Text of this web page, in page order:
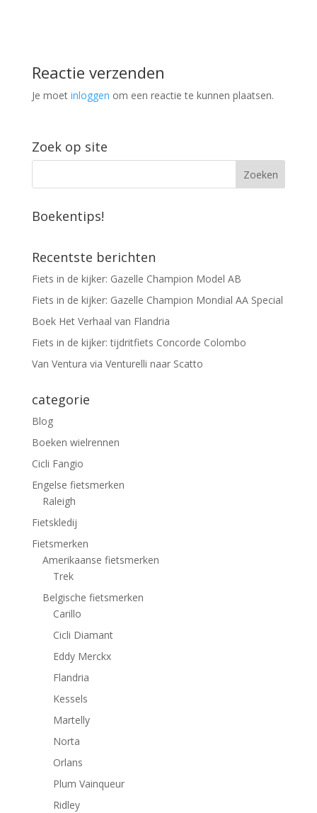
Reactie verzenden
Je moet inloggen om een reactie te kunnen plaatsen.
Zoek op site
Boekentips!
Recentste berichten
Fiets in de kijker: Gazelle Champion Model AB
Fiets in de kijker: Gazelle Champion Mondial AA Special
Boek Het Verhaal van Flandria
Fiets in de kijker: tijdritfiets Concorde Colombo
Van Ventura via Venturelli naar Scatto
categorie
Blog
Boeken wielrennen
Cicli Fangio
Engelse fietsmerken
Raleigh
Fietskledij
Fietsmerken
Amerikaanse fietsmerken
Trek
Belgische fietsmerken
Carillo
Cicli Diamant
Eddy Merckx
Flandria
Kessels
Martelly
Norta
Orlans
Plum Vainqueur
Ridley